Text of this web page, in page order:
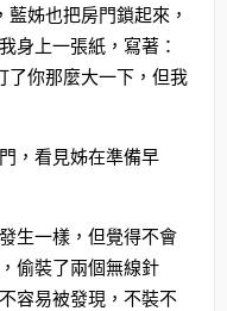
姊也把房門鎖起來，
身上一張紙，寫著：
了你那麼大一下，但我
，看見姊在準備早
生一樣，但覺得不會
偷裝了兩個無線針
容易被發現，不裝不